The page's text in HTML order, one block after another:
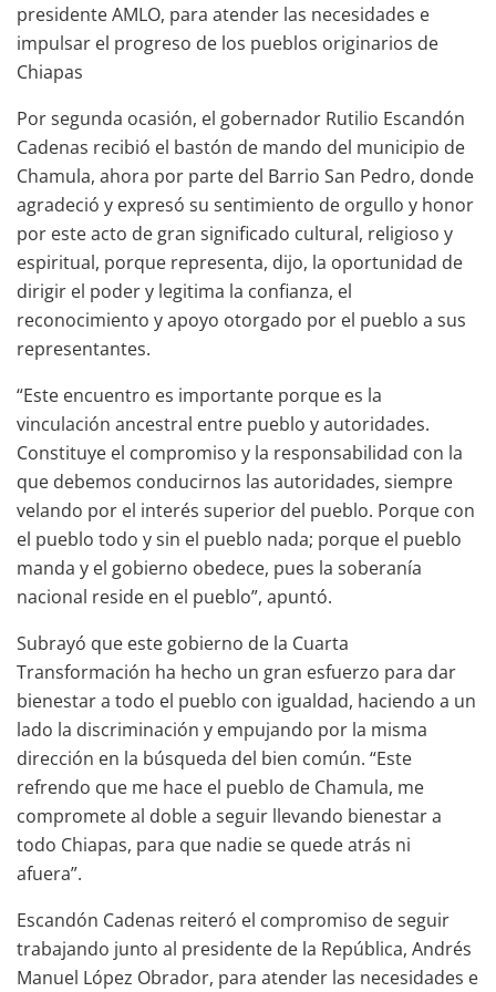
presidente AMLO, para atender las necesidades e
impulsar el progreso de los pueblos originarios de
Chiapas
Por segunda ocasión, el gobernador Rutilio Escandón
Cadenas recibió el bastón de mando del municipio de
Chamula, ahora por parte del Barrio San Pedro, donde
agradeció y expresó su sentimiento de orgullo y honor
por este acto de gran significado cultural, religioso y
espiritual, porque representa, dijo, la oportunidad de
dirigir el poder y legitima la confianza, el
reconocimiento y apoyo otorgado por el pueblo a sus
representantes.
“Este encuentro es importante porque es la
vinculación ancestral entre pueblo y autoridades.
Constituye el compromiso y la responsabilidad con la
que debemos conducirnos las autoridades, siempre
velando por el interés superior del pueblo. Porque con
el pueblo todo y sin el pueblo nada; porque el pueblo
manda y el gobierno obedece, pues la soberanía
nacional reside en el pueblo”, apuntó.
Subrayó que este gobierno de la Cuarta
Transformación ha hecho un gran esfuerzo para dar
bienestar a todo el pueblo con igualdad, haciendo a un
lado la discriminación y empujando por la misma
dirección en la búsqueda del bien común. “Este
refrendo que me hace el pueblo de Chamula, me
compromete al doble a seguir llevando bienestar a
todo Chiapas, para que nadie se quede atrás ni
afuera”.
Escandón Cadenas reiteró el compromiso de seguir
trabajando junto al presidente de la República, Andrés
Manuel López Obrador, para atender las necesidades e